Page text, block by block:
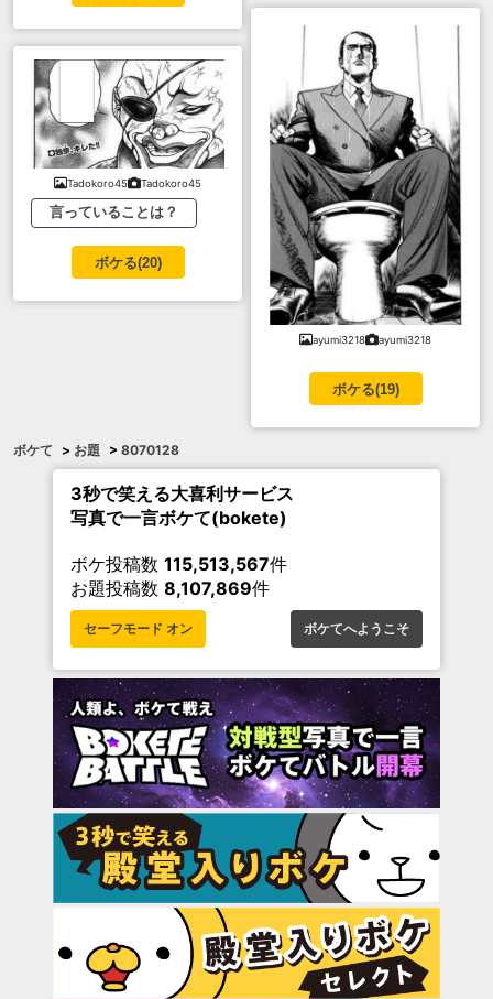
Tadokoro45 Tadokoro45
言っていることは？
ボケる(20)
ayumi3218 ayumi3218
ボケる(19)
ボケて > お題 > 8070128
3秒で笑える大喜利サービス
写真で一言ボケて(bokete)
ボケ投稿数 115,513,567件
お題投稿数 8,107,869件
セーフモード オン ボケてへようこそ